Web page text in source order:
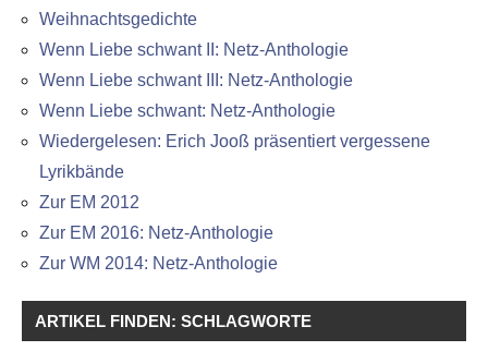
Weihnachtsgedichte
Wenn Liebe schwant II: Netz-Anthologie
Wenn Liebe schwant III: Netz-Anthologie
Wenn Liebe schwant: Netz-Anthologie
Wiedergelesen: Erich Jooß präsentiert vergessene
Lyrikbände
Zur EM 2012
Zur EM 2016: Netz-Anthologie
Zur WM 2014: Netz-Anthologie
ARTIKEL FINDEN: SCHLAGWORTE